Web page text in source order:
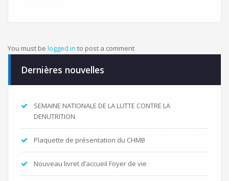
You must be logged in to post a comment
Dernières nouvelles
SEMAINE NATIONALE DE LA LUTTE CONTRE LA
DENUTRITION
Plaquette de présentation du CHMB
Nouveau livret d’accueil Foyer de vie